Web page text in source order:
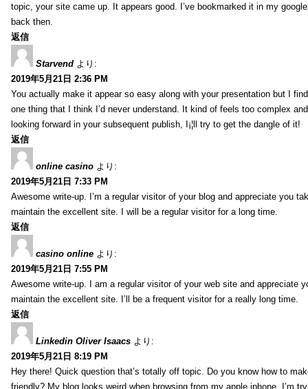
topic, your site came up. It appears good. I’ve bookmarked it in my
back then.
返信
Starvend より:
2019年5月21日 2:36 PM
You actually make it appear so easy along with your presentation but I
one thing that I think I’d never understand. It kind of feels too complex
looking forward in your subsequent publish, I¡¦ll try to get the dangle of it!
返信
online casino より:
2019年5月21日 7:33 PM
Awesome write-up. I’m a regular visitor of your blog and appreciate you
maintain the excellent site. I will be a regular visitor for a long time.
返信
casino online より:
2019年5月21日 7:55 PM
Awesome write-up. I am a regular visitor of your web site and appreciate
maintain the excellent site. I’ll be a frequent visitor for a really long time.
返信
Linkedin Oliver Isaacs より:
2019年5月21日 8:19 PM
Hey there! Quick question that’s totally off topic. Do you know how to
friendly? My blog looks weird when browsing from my apple iphone. I’m